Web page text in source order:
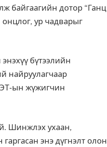
байгаагийн дотор “Ганц
ур чадварыг
бүтээлийн
найруулагчаар
ын жүжигчин
Шинжлэх ухаан,
энэ дүгнэлт олон